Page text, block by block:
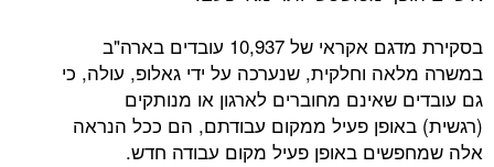
בסקירת מדגם אקראי של 10,937 עובדים בארה"ב
במשרה מלאה וחלקית, שנערכה על ידי גאלופ, עולה, כי
גם עובדים שאינם מחוברים לארגון או מנותקים
(רגשית) באופן פעיל ממקום עבודתם, הם ככל הנראה
אלה שמחפשים באופן פעיל מקום עבודה חדש.